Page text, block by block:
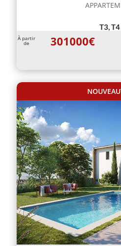
T3, T4
À partir
de 301000€